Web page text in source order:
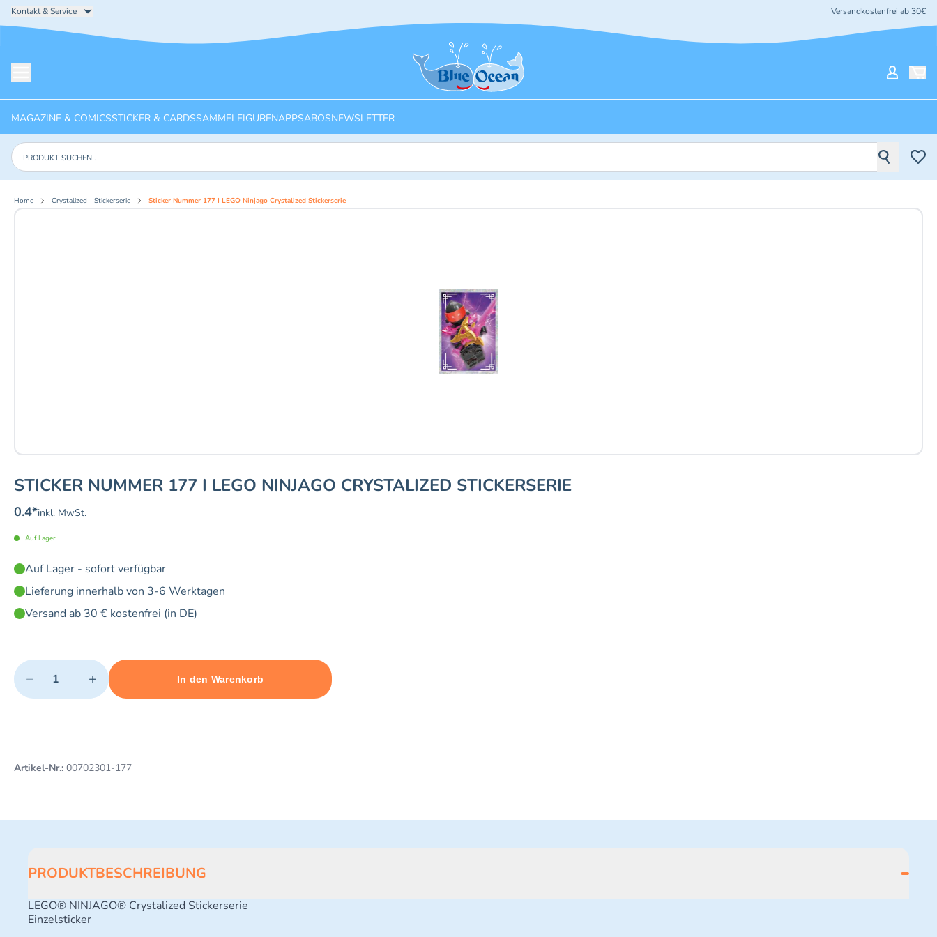
Kontakt & Service Versandkostenfrei ab 30€
Startseite
MAGAZINE & COMICSSTICKER & CARDSSAMMELFIGURENAPPSABOSNEWSLETTER
Produkte suchen
Home Crystalized - Stickerserie Sticker Nummer 177 I LEGO Ninjago Crystalized Stickerserie
STICKER NUMMER 177 I LEGO NINJAGO CRYSTALIZED STICKERSERIE
0.4*inkl. MwSt.
Auf Lager
Auf Lager - sofort verfügbar
Lieferung innerhalb von 3-6 Werktagen
Versand ab 30 € kostenfrei (in DE)
Quantity
− +
Minimum quantity: 1 Maximum quantity: 3
In den Warenkorb
Add 1 item to cart
Artikel-Nr.: 00702301-177
PRODUKTBESCHREIBUNG
LEGO® NINJAGO® Crystalized Stickerserie
Einzelsticker